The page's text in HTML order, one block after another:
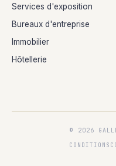
Services d'exposition
Bureaux d'entreprise
Immobilier
Hôtellerie
© 2026
CONDITIONS